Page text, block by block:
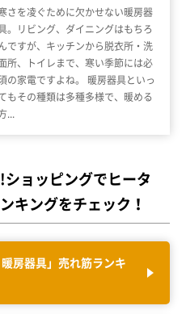
さを凌ぐために欠かせない暖房器
。リビング、ダイニングはもちろ
んですが、キッチンから脱衣所・洗
所、トイレまで、寒い季節には必
の家電ですよね。 暖房器具といっ
もその種類は多種多様で、暖める
...
ョッピングでヒータ
キングをチェック！
房器具」売れ筋ランキ